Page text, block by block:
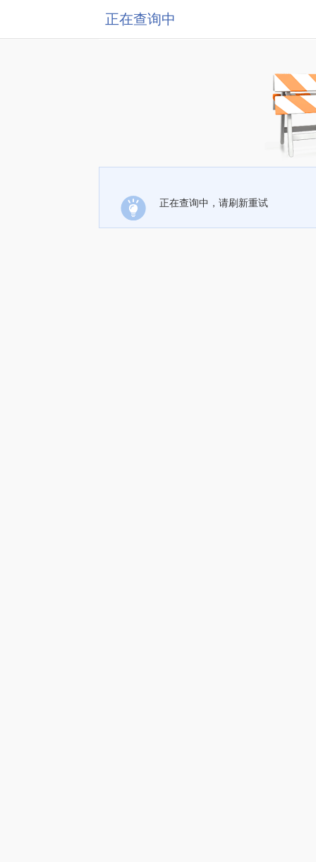
正在查询中
正在查询中，请刷新重试